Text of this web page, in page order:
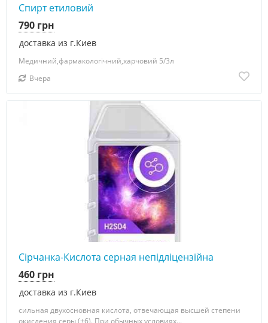
Спирт етиловий
доставка из г.Киев
790 грн
Медичний,фармакологічний,харчовий 5/3л
Вчера
Сірчанка-Кислота серная непідліцензійна
доставка из г.Киев
460 грн
сильная двухосновная кислота, отвечающая высшей степени
окисления серы (+6). При обычных условиях...